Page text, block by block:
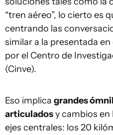
“tren aéreo”, lo cierto es
centrando las
similar a la presentada
por el Centro de
(Cinve).
Eso implica grandes
articuladosy cambios
ejes centrales: los 20